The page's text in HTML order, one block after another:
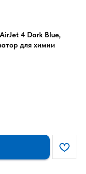
4 Dark Blue,
для химии